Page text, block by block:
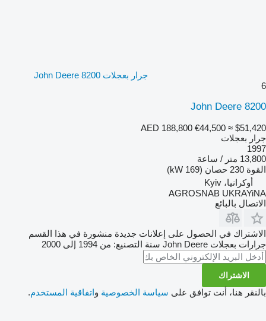
جرار بعجلات John Deere 8200
6
John Deere 8200
AED 188,800 €44,500 ≈ $51,420
جرار بعجلات
1997
13,800 متر / ساعة
القوة 230 حصان (169 kW)
أوكرانيا، Kyiv
AGROSNAB UKRAYiNA
الاتصال بالبائع
الاشتراك في الحصول على إعلانات جديدة منشورة في هذا القسم
جرارات بعجلات John Deere سنة التصنيع: من 1994 إلى 2000
الاشتراك
بالنقر هنا، أنت توافق على سياسة الخصوصية واتفاقية المستخدم.